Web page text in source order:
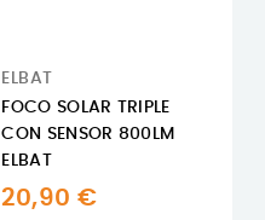
ELBAT
FOCO SOLAR TRIPLE
CON SENSOR 800LM
ELBAT
20,90 €